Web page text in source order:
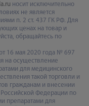
носит исключительно
не является
п. 2 ст. 437 ГК РФ. Для
ценах на товар и
обращайтесь по
16 мая 2020 года № 697
на осуществление
для медицинского
такой торговли и
гражданам и внесении
Федерации по
препаратами для